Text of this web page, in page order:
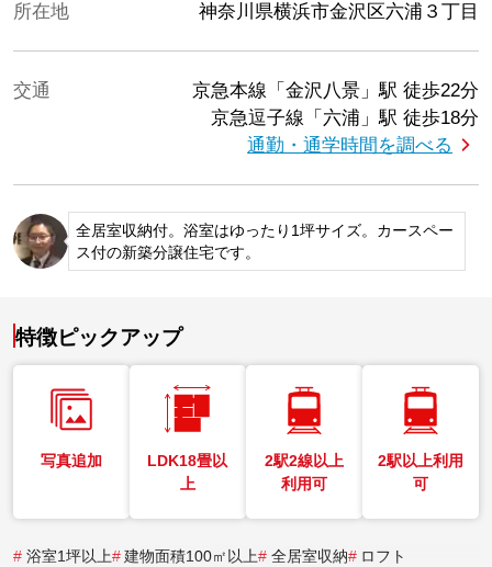
所在地 神奈川県横浜市金沢区六浦３丁目
交通 京急本線「金沢八景」駅 徒歩22分
京急逗子線「六浦」駅 徒歩18分
通勤・通学時間を調べる
全居室収納付。浴室はゆったり1坪サイズ。カースペー
ス付の新築分譲住宅です。
特徴ピックアップ
写真追加
LDK18畳以
上
2駅2線以上
利用可
2駅以上利用
可
# 浴室1坪以上# 建物面積100㎡以上# 全居室収納# ロフト